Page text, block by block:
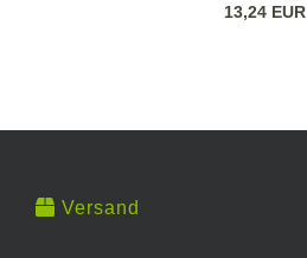
13,24 EUR
Versand